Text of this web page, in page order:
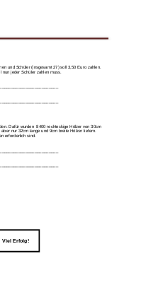
und Schüler (insgesamt 27) soll 3,50 Euro zahlen.
nun jeder Schüler zahlen muss.
Dafür wurden  8400 rechteckige Hölzer von 30cm
nur 32cm lange und 9cm breite Hölzer liefern.
erforderlich sind.
Viel Erfolg!